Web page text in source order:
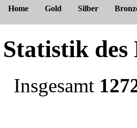
Home Gold Silber
Statistik
Insgesamt